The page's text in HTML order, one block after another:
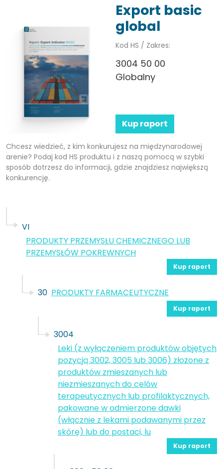
Export basic
global
Kod HS / Zakres:
3004 50 00
Globalny
Kup raport
Chcesz wiedzieć, z kim konkurujesz na międzynarodowej
arenie? Podaj kod HS produktu i z naszą pomocą w szybki
sposób dotrzesz do informacji, gdzie znajdziesz największą
konkurencję.
VI
PRODUKTY PRZEMYSŁU CHEMICZNEGO LUB
PRZEMYSŁÓW POKREWNYCH
Kup raport
30 PRODUKTY FARMACEUTYCZNE
Kup raport
3004
Leki (z wyłączeniem produktów objętych
pozycją 3002, 3005 lub 3006) złożone z
produktów zmieszanych lub
niezmieszanych do celów
terapeutycznych lub profilaktycznych,
pakowane w odmierzone dawki
(włącznie z lekami podawanymi przez
skórę) lub do postaci, lu
Kup raport